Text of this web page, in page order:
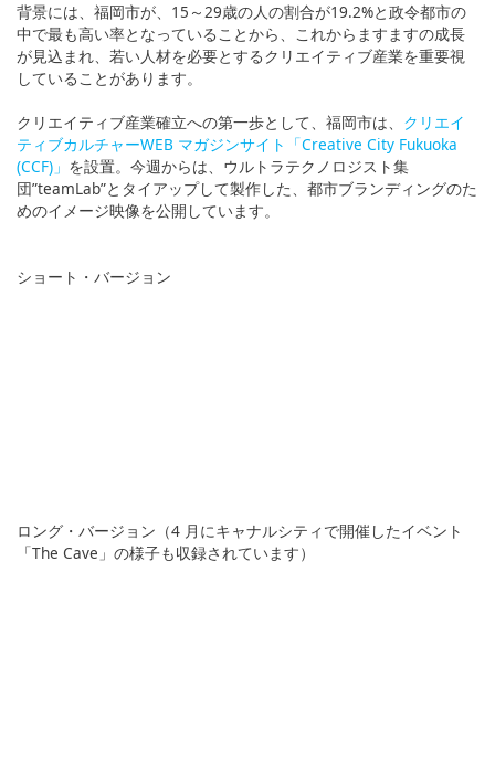
背景には、福岡市が、15～29歳の人の割合が19.2%と政令都市の
中で最も高い率となっていることから、これからますますの成長
が見込まれ、若い人材を必要とするクリエイティブ産業を重要視
していることがあります。
クリエイティブ産業確立への第一歩として、福岡市は、 クリエイ
ティブカルチャーWEB マガジンサイト「Creative City Fukuoka
(CCF)」 を設置。今週からは、ウルトラテクノロジスト集
団”teamLab”とタイアップして製作した、都市ブランディングのた
めのイメージ映像を公開しています。
ショート・バージョン
ロング・バージョン（4 月にキャナルシティで開催したイベント
「The Cave」の様子も収録されています）